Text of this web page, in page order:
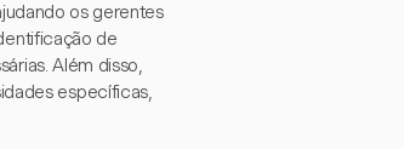
os gerentes
de
Além disso,
específicas,